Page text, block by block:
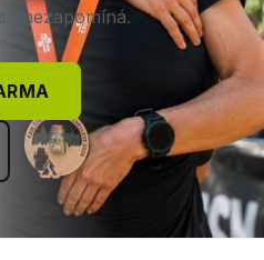
nezapomíná.